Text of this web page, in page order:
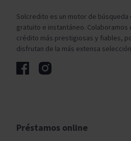
Solcredito es un motor de búsqueda
gratuito e instantáneo. Colaboramos
crédito más prestigiosas y fiables,
disfrutan de la más extensa
Préstamos online